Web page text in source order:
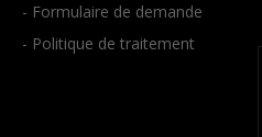
- Formulaire de demande
- Politique de traitement